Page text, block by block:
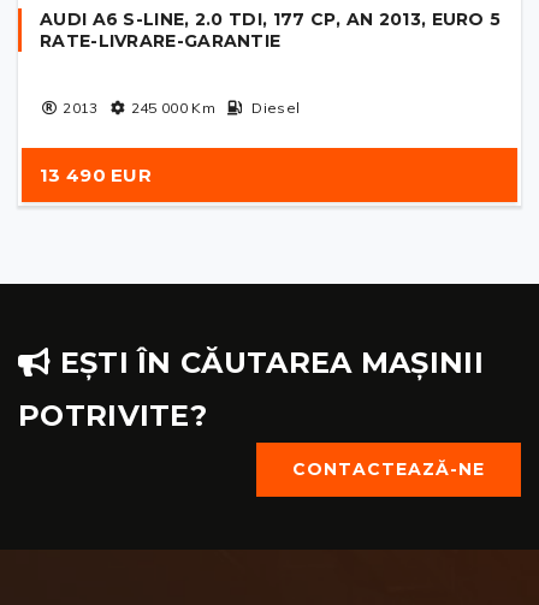
AUDI A6 S-LINE, 2.0 TDI, 177 CP, AN 2013, EURO 5
RATE-LIVRARE-GARANTIE
2013 245 000Km Diesel
13 490 EUR
EȘTI ÎN CĂUTAREA MAȘINII
POTRIVITE?
CONTACTEAZĂ-NE